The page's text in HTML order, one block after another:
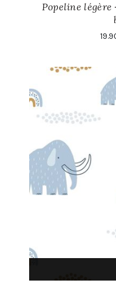
Popeline légère